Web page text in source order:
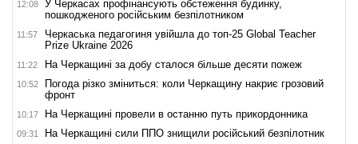
12:08
У Черкасах профінансують обстеження будинку,
пошкодженого російським безпілотником
11:57
Черкаська педагогиня увійшла до топ-25 Global Teacher
Prize Ukraine 2026
11:22 На Черкащині за добу сталося більше десяти пожеж
10:52
Погода різко зміниться: коли Черкащину накриє грозовий
фронт
10:17 На Черкащині провели в останню путь прикордонника
09:31 На Черкащині сили ППО знищили російський безпілотник